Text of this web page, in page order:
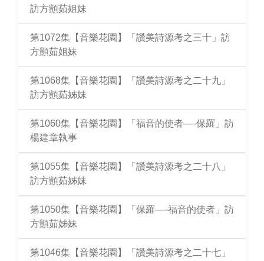
訪方顗茹姐妹
第1072集【音樂花園】「讚美詩源考之三十」訪
方顗茹姐妹
第1068集【音樂花園】「讚美詩源考之二十九」
訪方顗茹姊妹
第1060集【音樂花園】「福音的使者──保羅」訪
楊建章執事
第1055集【音樂花園】「讚美詩源考之二十八」
訪方顗茹姊妹
第1050集【音樂花園】「保羅──福音的使者」訪
方顗茹姊妹
第1046集【音樂花園】「讚美詩源考之二十七」